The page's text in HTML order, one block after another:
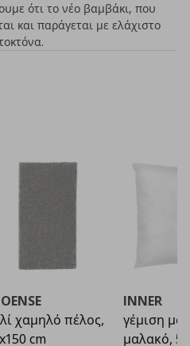
ότι το νέο βαμβάκι, που
και παράγεται με ελάχιστο
€ 6,99
χαμηλό πέλος,
cm
INNER
γέμιση
μαλακό,